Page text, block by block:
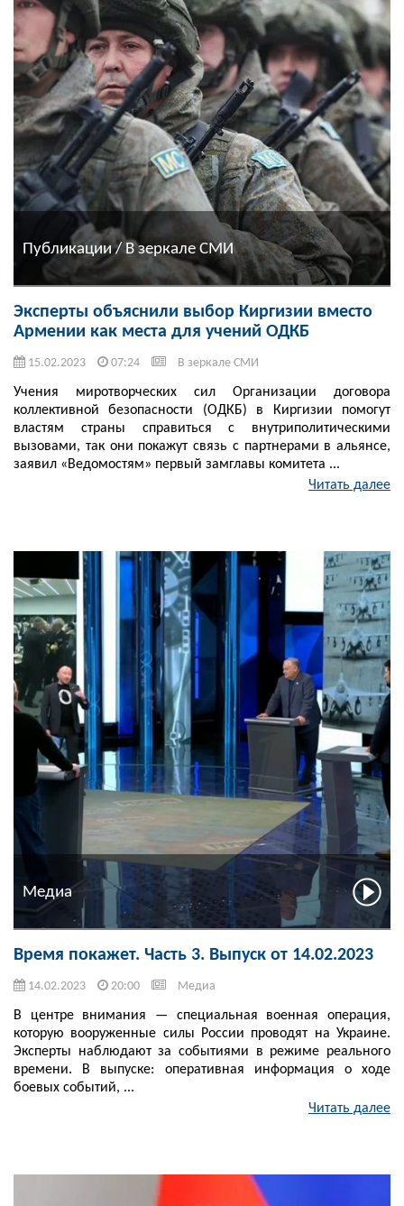
Публикации / В зеркале СМИ
Эксперты объяснили выбор Киргизии вместо
Армении как места для учений ОДКБ
15.02.2023 07:24 В зеркале СМИ
Учения миротворческих сил Организации договора
коллективной безопасности (ОДКБ) в Киргизии помогут
властям страны справиться с внутриполитическими
вызовами, так они покажут связь с партнерами в альянсе,
заявил «Ведомостям» первый замглавы комитета ...
Читать далее
Медиа
Время покажет. Часть 3. Выпуск от 14.02.2023
14.02.2023 20:00 Медиа
В центре внимания — специальная военная операция,
которую вооруженные силы России проводят на Украине.
Эксперты наблюдают за событиями в режиме реального
времени. В выпуске: оперативная информация о ходе
боевых событий, ...
Читать далее